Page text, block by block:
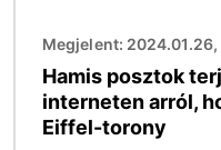
Megjelent: 2024.01.26,
Hamis posztok
interneten arról,
Eiffel-torony